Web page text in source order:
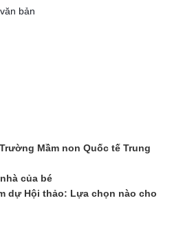
Mầm non Quốc tế Trung
của bé
dự Hội thảo: Lựa chọn nào cho